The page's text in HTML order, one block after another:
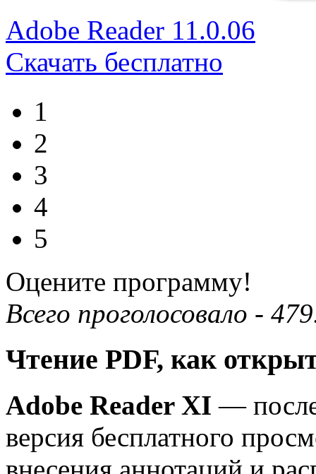
Adobe Reader 11.0.06
Скачать бесплатно
1
2
3
4
5
Оцените программу!
Всего проголосовало - 479
Чтение PDF, как
Adobe Reader XI —
версия бесплатного